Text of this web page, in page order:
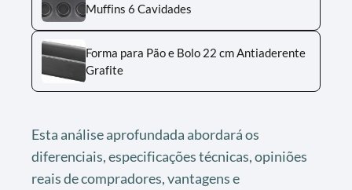
Muffins 6 Cavidades
Forma para Pão e Bolo 22 cm Antiaderente
Grafite
Esta análise aprofundada abordará os
diferenciais, especificações técnicas, opiniões
reais de compradores, vantagens e